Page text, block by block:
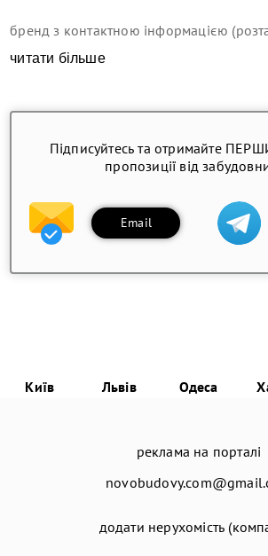
бренд з контактною інформацією
читати більше
Підписуйтесь та отримайте
пропозиції від
Email
Київ Львів Одеса
реклама на порталі
додати нерухомість